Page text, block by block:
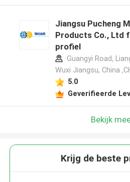
Jiangsu Pucheng
Products Co., Ltd
profiel
Guangyi Road,
Wuxi Jiangsu, China
5.0
Geverifieerde
Bekijk
Krijg de beste